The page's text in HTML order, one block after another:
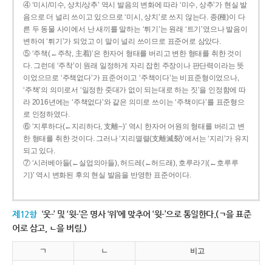
④ ‘미시/미수, 상치/상추’ 역시 발음의 변화에 따라 ‘미수, 상추’가 현실 발
음으로 더 널리 쓰이고 있으므로 ‘미시, 상치’로 쓰지 않는다. 종(種)이 다
른 두 동물 사이에서 난 새끼를 말하는 ‘튀기’는 원래 ‘트기’였으나 발음이
변하여 ‘튀기’가 되었고 이 말이 널리 쓰이므로 표준어로 삼았다.
⑤ ‘주책(←주착, 主着)’은 한자어 형태를 버리고 변한 형태를 취한 것이
다. 그런데 ‘주착’이 원래 일정하게 자리 잡힌 주장이나 판단력이라는 뜻
이었으므로 ‘주책없다’가 표준어이고 ‘주책이다’는 비표준형이었으나,
‘주책’의 의미로서 ‘일정한 줏대가 없이 되는대로 하는 짓’을 인정함에 따
라 2016년에는 ‘주책없다’와 같은 의미로 쓰이는 ‘주책이다’를 표준형으
로 인정하였다.
⑥ ‘지루하다(←지리하다, 支離--)’ 역시 한자어 어원의 형태를 버리고 변
한 형태를 취한 것이다. 그러나 ‘지리멸렬(支離滅裂)’에서는 ‘지리’가 유지
되고 있다.
⑦ ‘시러베아들(←실업의아들), 허드레(←허드래), 호루라기(←호루루
기)’ 역시 변화된 후의 현실 발음을 반영한 표준어이다.
제12항 ‘웃-’ 및 ‘윗-’은 명사 ‘위’에 맞추어 ‘윗-’으로 통일한다.(ㄱ을 표준
어로 삼고, ㄴ을 버림.)
ㄱ ㄴ 비고